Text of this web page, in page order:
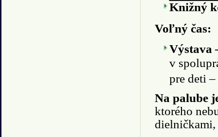
Knižný
Voľný čas:
Výstava
v
pre deti
Na palube
ktorého